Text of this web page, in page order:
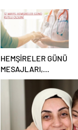
HEMŞİRELER GÜNÜ
MESAJLARI,
SÖZLERİ 2025!
Sevgiliye, arkadaşa,
eşe anlamlı, resimli
Hemşireler Günü ile
ilgili sözler…